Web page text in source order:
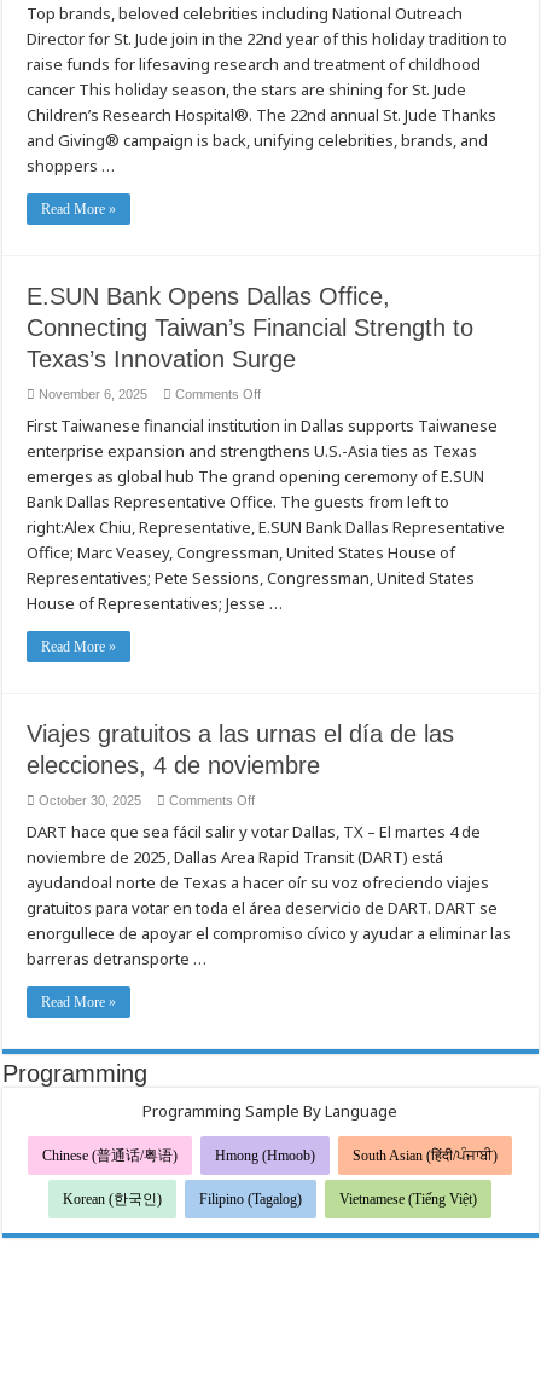
Thomas,
Drew
Barrymore,
Luis
Fonsi,
Jon
Hamm,
Michael
Strahan,
Sofia
Vergara,
St.
Jude
and
Top brands, beloved celebrities including National Outreach
Director for St. Jude join in the 22nd year of this holiday tradition to
raise funds for lifesaving research and treatment of childhood
cancer This holiday season, the stars are shining for St. Jude
Children’s Research Hospital®. The 22nd annual St. Jude Thanks
and Giving® campaign is back, unifying celebrities, brands, and
shoppers …
Read More »
E.SUN Bank Opens Dallas Office,
Connecting Taiwan’s Financial Strength to
Texas’s Innovation Surge
November 6, 2025 Comments Offon
Bank
Opens
Dallas
Office,
Connecting
Taiwan’s
Financial
Strength
to
Texas’s
Surge
First Taiwanese financial institution in Dallas supports Taiwanese
enterprise expansion and strengthens U.S.-Asia ties as Texas
emerges as global hub The grand opening ceremony of E.SUN
Bank Dallas Representative Office. The guests from left to
right:Alex Chiu, Representative, E.SUN Bank Dallas Representative
Office; Marc Veasey, Congressman, United States House of
Representatives; Pete Sessions, Congressman, United States
House of Representatives; Jesse …
Read More »
Viajes gratuitos a las urnas el día de las
elecciones, 4 de noviembre
October 30, 2025 Comments Offon
gratuitos
a
las
urnas
el
día
de
las
elecciones,
DART hace que sea fácil salir y votar Dallas, TX – El martes 4 de
noviembre de 2025, Dallas Area Rapid Transit (DART) está
ayudandoal norte de Texas a hacer oír su voz ofreciendo viajes
gratuitos para votar en toda el área deservicio de DART. DART se
enorgullece de apoyar el compromiso cívico y ayudar a eliminar las
barreras detransporte …
Read More »
Programming
Programming Sample By Language
Chinese (普通话/粤语) Hmong (Hmoob) South Asian (हिंदी/ਪੰਜਾਬੀ)
Korean (한국인) Filipino (Tagalog) Vietnamese (Tiếng Việt)